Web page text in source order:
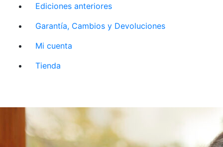
Ediciones anteriores
Garantía, Cambios y Devoluciones
Mi cuenta
Tienda